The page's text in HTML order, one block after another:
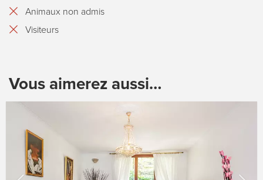
Animaux non admis
Visiteurs
Vous aimerez aussi…